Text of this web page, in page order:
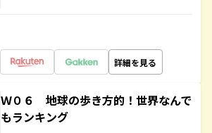
詳細を見る
Ｗ０６ 地球の歩き方的！世界なんで
もランキング